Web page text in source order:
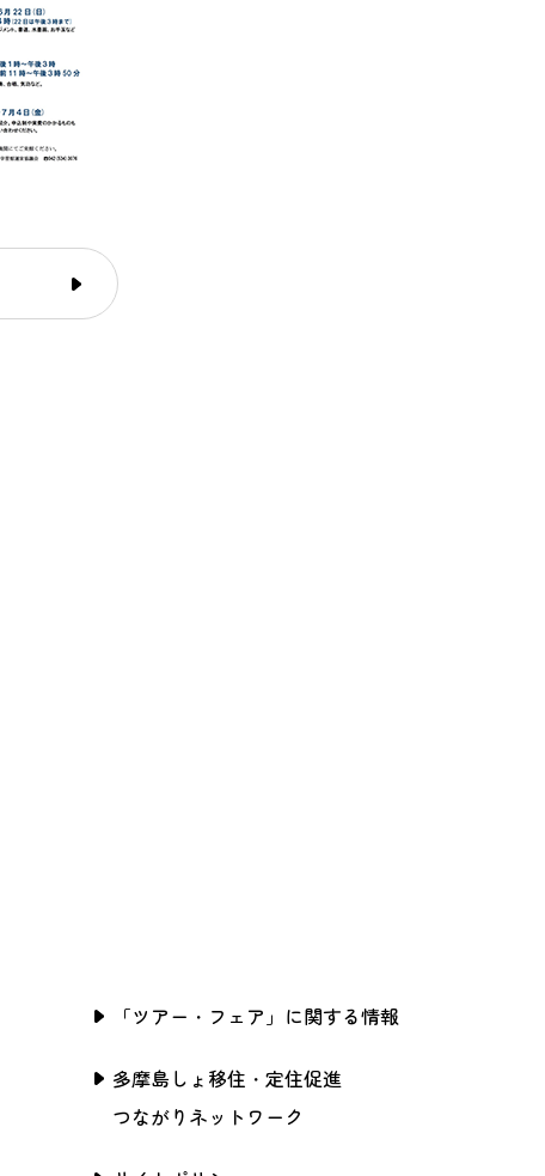
「ツアー・フェア」に関する情報
多摩島しょ移住・定住促進
つながりネットワーク